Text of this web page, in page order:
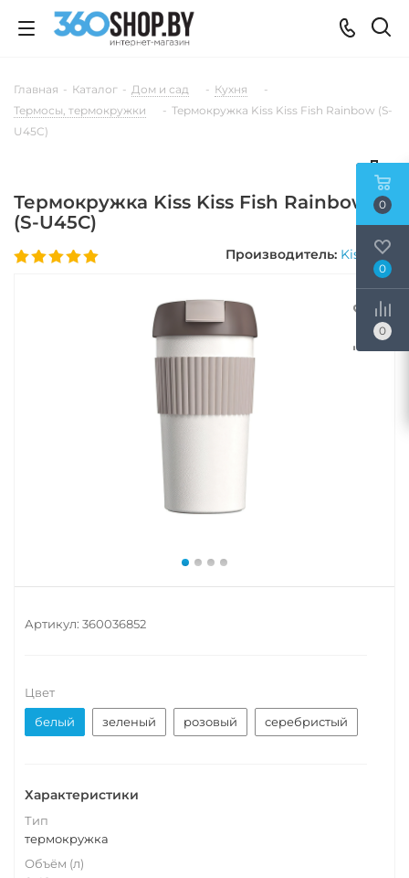
Главная - Каталог - Дом и сад - Кухня
-
Термосы, термокружки
- Термокружка Kiss Kiss Fish Rainbow (S-
U45C)
Термокружка Kiss Kiss Fish Rainbow
(S-U45C)
Производитель: Kiss Kiss
Артикул: 360036852
Цвет
белый
зеленый розовый серебристый
Характеристики
Тип
термокружка
Объём (л)
0
0
0